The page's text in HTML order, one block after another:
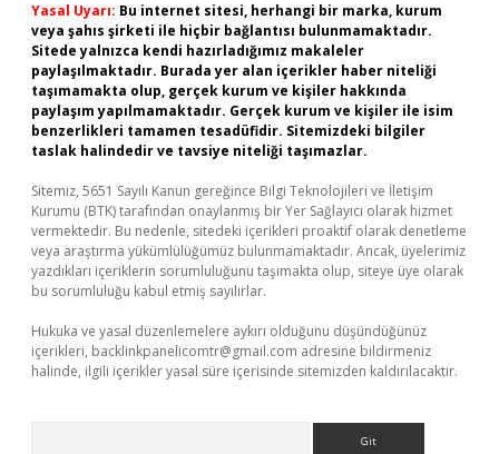
Yasal Uyarı: Bu internet sitesi, herhangi bir marka, kurum
veya şahıs şirketi ile hiçbir bağlantısı bulunmamaktadır.
Sitede yalnızca kendi hazırladığımız makaleler
paylaşılmaktadır. Burada yer alan içerikler haber niteliği
taşımamakta olup, gerçek kurum ve kişiler hakkında
paylaşım yapılmamaktadır. Gerçek kurum ve kişiler ile isim
benzerlikleri tamamen tesadüfidir. Sitemizdeki bilgiler
taslak halindedir ve tavsiye niteliği taşımazlar.
Sitemiz, 5651 Sayılı Kanun gereğince Bilgi Teknolojileri ve İletişim
Kurumu (BTK) tarafından onaylanmış bir Yer Sağlayıcı olarak hizmet
vermektedir. Bu nedenle, sitedeki içerikleri proaktif olarak denetleme
veya araştırma yükümlülüğümüz bulunmamaktadır. Ancak, üyelerimiz
yazdıkları içeriklerin sorumluluğunu taşımakta olup, siteye üye olarak
bu sorumluluğu kabul etmiş sayılırlar.
Hukuka ve yasal düzenlemelere aykırı olduğunu düşündüğünüz
içerikleri, backlinkpanelicomtr@gmail.com adresine bildirmeniz
halinde, ilgili içerikler yasal süre içerisinde sitemizden kaldırılacaktır.